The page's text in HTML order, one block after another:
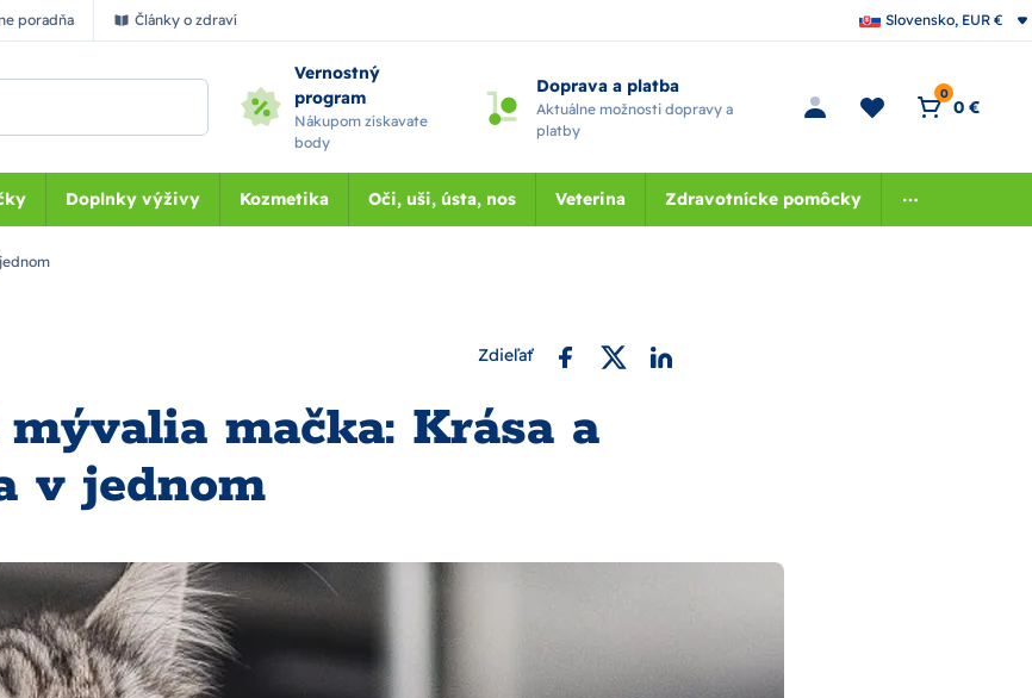
poradňa Články o zdraví Slovensko, EUR €
Vernostný
program
Nákupom získavate
body
Doprava a platba
Aktuálne možnosti dopravy a
platby
0
0 €
Doplnky výživy Kozmetika Oči, uši, ústa, nos Veterina Zdravotnícke pomôcky
Zdieľať
mačka: Krása a
v jednom